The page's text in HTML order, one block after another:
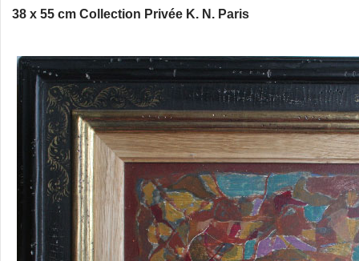
38 x 55 cm Collection Privée K. N. Paris